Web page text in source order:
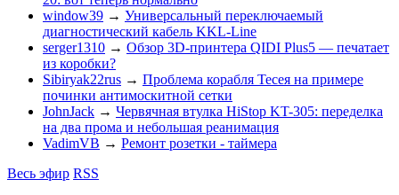
window39 → Универсальный переключаемый
диагностический кабель KKL-Line
serger1310 → Обзор 3D-принтера QIDI Plus5 — печатает
из коробки?
Sibiryak22rus → Проблема корабля Тесея на примере
починки антимоскитной сетки
JohnJack → Червячная втулка HiStop KT-305: переделка
на два прома и небольшая реанимация
VadimVB → Ремонт розетки - таймера
Весь эфир RSS